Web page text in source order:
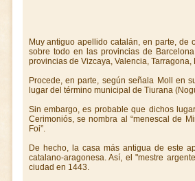
Muy antiguo apellido catalán, en parte, de
sobre todo en las provincias de
provincias de Vizcaya, Valencia,
Procede, en parte, según señala Moll en
lugar del término municipal de Tiurana
Sin embargo, es probable que dichos
Cerimoniós, se nombra al “menescal de
Foi”.
De hecho, la casa más antigua de este
catalano-aragonesa. Así, el "mestre
ciudad en 1443.